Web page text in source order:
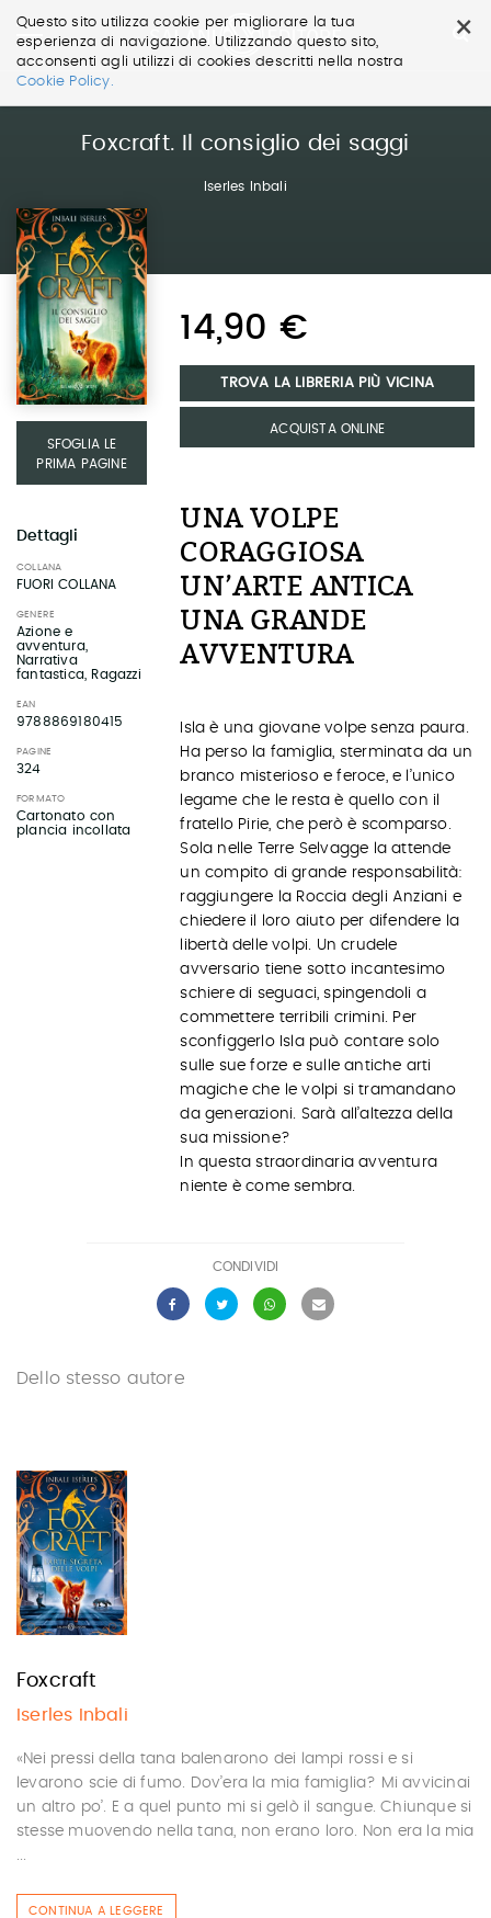
×
Questo sito utilizza cookie per migliorare la tua
esperienza di navigazione. Utilizzando questo sito,
acconsenti agli utilizzi di cookies descritti nella nostra
Cookie Policy.
Salta
Foxcraft. Il consiglio dei saggi
Iserles Inbali
SFOGLIA LE
PRIMA PAGINE
Dettagli
COLLANA
FUORI COLLANA
GENERE
Azione e
avventura,
Narrativa
fantastica, Ragazzi
EAN
9788869180415
PAGINE
324
FORMATO
Cartonato con
plancia incollata
14,90 €
TROVA LA LIBRERIA PIÙ VICINA
ACQUISTA ONLINE
UNA VOLPE
CORAGGIOSA
UN’ARTE ANTICA
UNA GRANDE
AVVENTURA
Isla è una giovane volpe senza paura.
Ha perso la famiglia, sterminata da un
branco misterioso e feroce, e l’unico
legame che le resta è quello con il
fratello Pirie, che però è scomparso.
Sola nelle Terre Selvagge la attende
un compito di grande responsabilità:
raggiungere la Roccia degli Anziani e
chiedere il loro aiuto per difendere la
libertà delle volpi. Un crudele
avversario tiene sotto incantesimo
schiere di seguaci, spingendoli a
commettere terribili crimini. Per
sconfiggerlo Isla può contare solo
sulle sue forze e sulle antiche arti
magiche che le volpi si tramandano
da generazioni. Sarà all’altezza della
sua missione?
In questa straordinaria avventura
niente è come sembra.
CONDIVIDI
Dello stesso autore
Foxcraft
Iserles Inbali
«Nei pressi della tana balenarono dei lampi rossi e si
levarono scie di fumo. Dov’era la mia famiglia? Mi avvicinai
un altro po’. E a quel punto mi si gelò il sangue. Chiunque si
stesse muovendo nella tana, non erano loro. Non era la mia
...
CONTINUA A LEGGERE